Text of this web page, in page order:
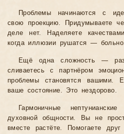
Проблемы начинаются с
свою проекцию. Придумываете
деле нет. Наделяете
когда иллюзии рушатся —
Ещё одна сложность —
сливаетесь с партнёром
проблемы становятся вашими.
ваше состояние. Это нездорово.
Гармоничные
духовной общности. Вы не
вместе растёте. Помогаете